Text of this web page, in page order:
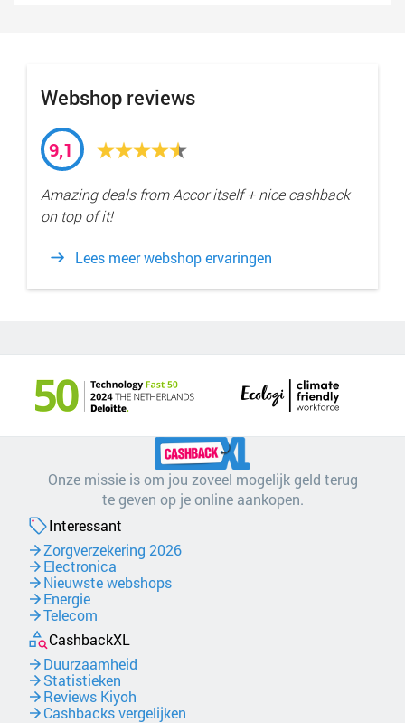
Webshop reviews
9,1
Amazing deals from Accor itself + nice cashback
on top of it!
Lees meer webshop ervaringen
Onze missie is om jou zoveel mogelijk geld terug
te geven op je online aankopen.
Interessant
Zorgverzekering 2026
Electronica
Nieuwste webshops
Energie
Telecom
CashbackXL
Duurzaamheid
Statistieken
Reviews Kiyoh
Cashbacks vergelijken